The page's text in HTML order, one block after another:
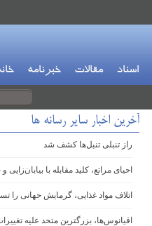
اسناد مقالات خبرنامه
آخرین اخبار سایر رسانه ها
راز تنبلی تنبل‌ها کشف شد
احیای مراتع، کلید مقابله با
اتلاف مواد غذایی، گرمایش جهانی را
اقیانوس‌ها، بزرگترین متحد علیه